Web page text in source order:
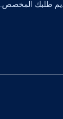
طلبك المخصص.）